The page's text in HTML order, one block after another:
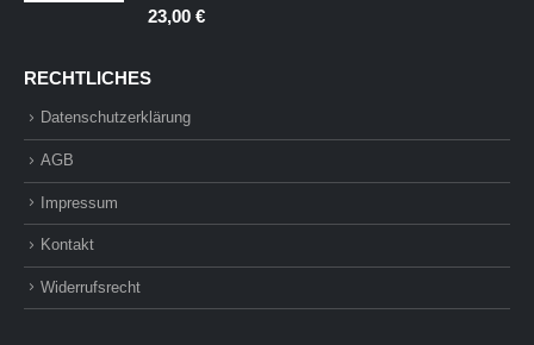
0out of 5
23,00 €
RECHTLICHES
Datenschutzerklärung
AGB
Impressum
Kontakt
Widerrufsrecht